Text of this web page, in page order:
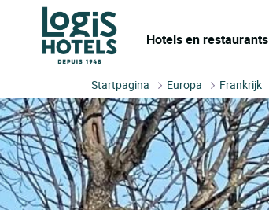
Hotels en restaurants
Startpagina Europa Frankrijk